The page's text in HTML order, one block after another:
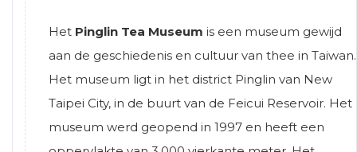
Het Pinglin Tea Museum is een museum gewijd
aan de geschiedenis en cultuur van thee in Taiwan.
Het museum ligt in het district Pinglin van New
Taipei City, in de buurt van de Feicui Reservoir. Het
museum werd geopend in 1997 en heeft een